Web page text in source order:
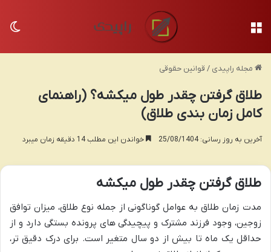
مجله راپیدی / قوانین حقوقی
طلاق گرفتن چقدر طول میکشه؟ (راهنمای
کامل زمان بندی طلاق)
آخرین به روز رسانی: 25/08/1404 خواندن این مطلب 14 دقیقه زمان میبرد
طلاق گرفتن چقدر طول میکشه
مدت زمان طلاق به عوامل گوناگونی از جمله نوع طلاق، میزان توافق
زوجین، وجود فرزند مشترک و پیچیدگی های پرونده بستگی دارد و از
حداقل یک ماه تا بیش از دو سال متغیر است. برای درک دقیق تر،